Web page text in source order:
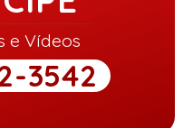
e Vídeos
3542